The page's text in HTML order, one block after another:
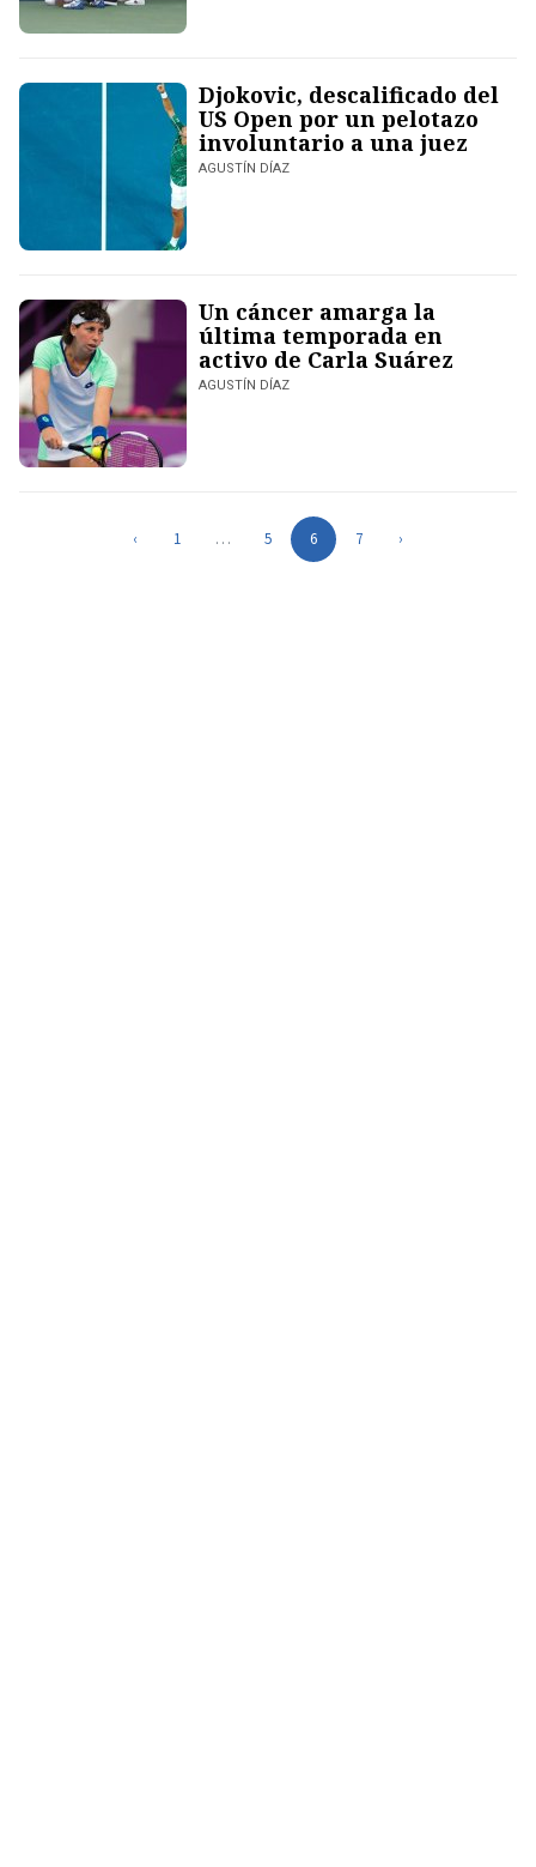
Djokovic, descalificado del
US Open por un pelotazo
involuntario a una juez
AGUSTÍN DÍAZ
Un cáncer amarga la
última temporada en
activo de Carla Suárez
AGUSTÍN DÍAZ
‹ 1 … 5 6 7 ›